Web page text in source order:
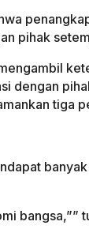
pihak
dengan
tiga
bangsa,””